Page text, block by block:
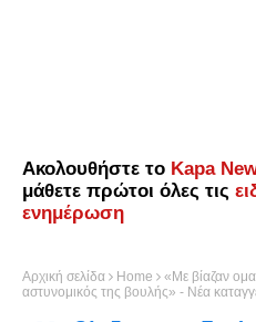
Ακολουθήστε το Kapa
μάθετε πρώτοι όλες τις
ενημέρωση
Αρχική σελίδα Home
«Με βίαζαν
αστυνομικός της βουλής» - Νέα